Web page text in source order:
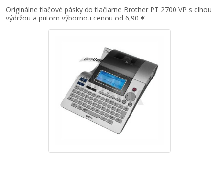
Originálne tlačové pásky do tlačiarne Brother PT 2700 VP s dlhou
výdržou a pritom výbornou cenou od 6,90 €.